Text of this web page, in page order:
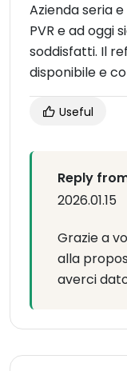
Azienda seria
PVR e ad oggi
soddisfatti. Il
disponibile e
Useful
Reply
2026.01.15
Grazie a
alla
averci